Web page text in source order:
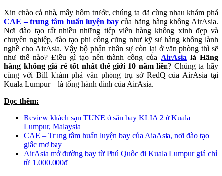
Xin chào cả nhà, mấy hôm trước, chúng ta đã cùng nhau khám phá
CAE – trung tâm huấn luyện baycủa hãng hàng không AirAsia.
Nơi đào tạo rất nhiều những tiếp viên hàng không xinh đẹp và
chuyên nghiệp, đào tạo phi công cũng như kỹ sư hàng không lành
nghề cho AirAsia. Vậy bộ phận nhân sự còn lại ở văn phòng thì sẽ
như thế nào? Điều gì tạo nên thành công của AirAsia là Hãng
hàng không giá rẻ tốt nhất thế giới 10 năm liền? Chúng ta hãy
cùng với Bill khám phá văn phòng trụ sở RedQ của AirAsia tại
Kuala Lumpur – là tổng hành dinh của AirAsia.
Đọc thêm:
Review khách sạn TUNE ở sân bay KLIA 2 ở Kuala
Lumpur, Malaysia
CAE – Trung tâm huấn luyện bay của AiaAsia, nơi đào tạo
giấc mơ bay
AirAsia mở đường bay từ Phú Quốc đi Kuala Lumpur giá chỉ
từ 1.000.000đ